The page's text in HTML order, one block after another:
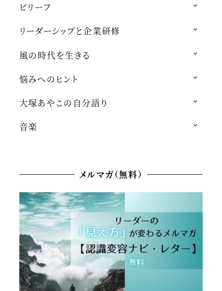
ビリーフ
リーダーシップと企業研修
風の時代を生きる
悩みへのヒント
大塚あやこの自分語り
音楽
メルマガ（無料）